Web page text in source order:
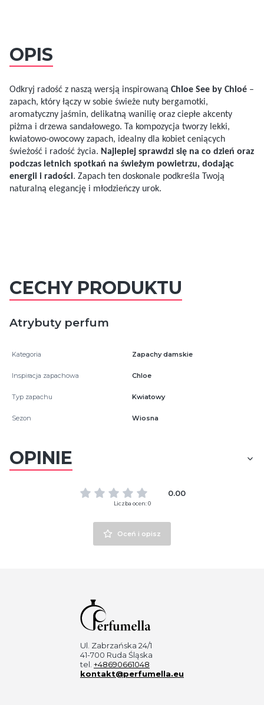
OPIS
Odkryj radość z naszą wersją inspirowaną Chloe See by Chloé –
zapach, który łączy w sobie świeże nuty bergamotki,
aromatyczny jaśmin, delikatną wanilię oraz ciepłe akcenty
piżma i drzewa sandałowego. Ta kompozycja tworzy lekki,
kwiatowo-owocowy zapach, idealny dla kobiet ceniących
świeżość i radość życia. Najlepiej sprawdzi się na co dzień oraz
podczas letnich spotkań na świeżym powietrzu, dodając
energii i radości. Zapach ten doskonale podkreśla Twoją
naturalną elegancję i młodzieńczy urok.
CECHY PRODUKTU
Atrybuty perfum
Kategoria Zapachy damskie
Inspiracja zapachowa Chloe
Typ zapachu Kwiatowy
Sezon Wiosna
OPINIE
0.00
Liczba ocen: 0
Oceń i opisz
Ul. Zabrzańska 24/1
41-700 Ruda Śląska
tel. +48690661048
kontakt@perfumella.eu